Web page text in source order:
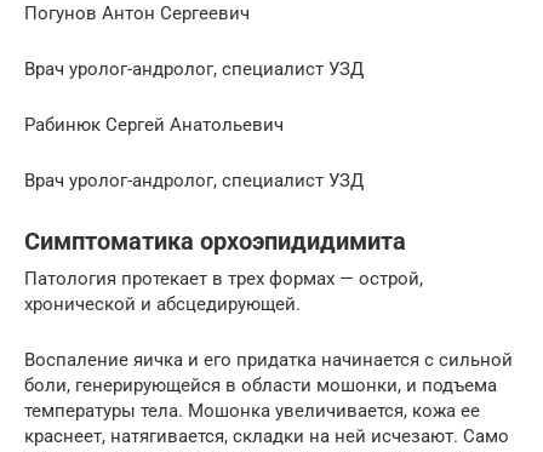
Погунов Антон Сергеевич
Врач уролог-андролог, специалист УЗД
Рабинюк Сергей Анатольевич
Врач уролог-андролог, специалист УЗД
Симптоматика орхоэпидидимита
Патология протекает в трех формах — острой,
хронической и абсцедирующей.
Воспаление яичка и его придатка начинается с сильной
боли, генерирующейся в области мошонки, и подъема
температуры тела. Мошонка увеличивается, кожа ее
краснеет, натягивается, складки на ней исчезают. Само